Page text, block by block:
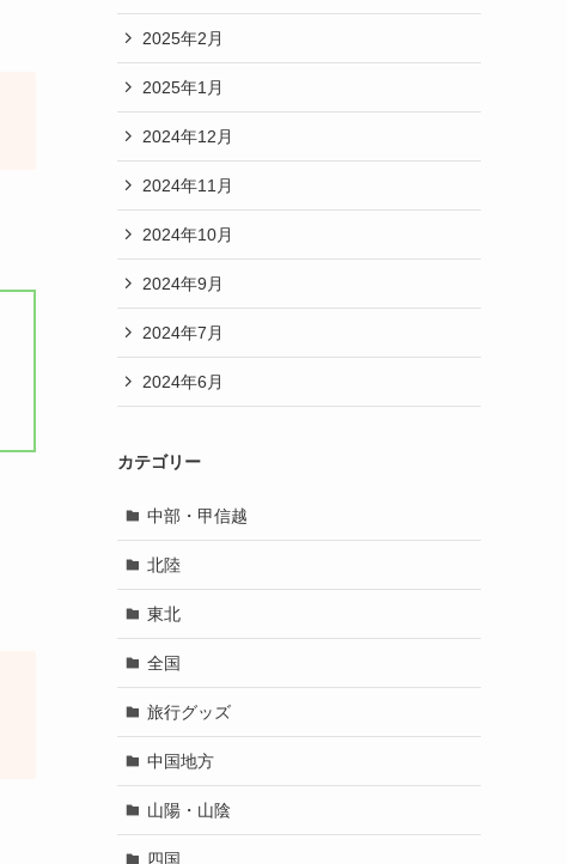
2025年2月
2025年1月
2024年12月
2024年11月
2024年10月
2024年9月
2024年7月
2024年6月
カテゴリー
中部・甲信越
北陸
東北
全国
旅行グッズ
中国地方
山陽・山陰
四国